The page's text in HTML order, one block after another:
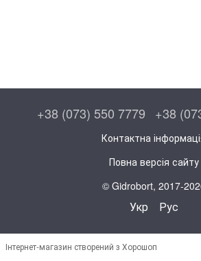
+38 (073) 550 7779 +38
Контактна
Повна версія сайту
© Gidrobort, 2017-
Укр Рус
Інтернет-магазин створений з Хорошоп